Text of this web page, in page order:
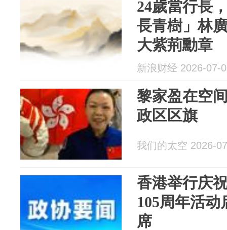
24歲當行長
長青樹」林
大紫荊勳章
新浪财经 2026-07-
黎家盈在空
政区区旗
我们的太空 2026-
香港举行庆
105周年活
席